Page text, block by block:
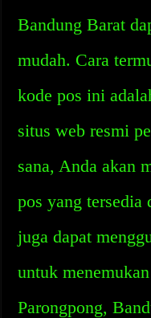
Bandung Barat
mudah. Cara
kode pos ini
situs web resmi
sana, Anda akan
pos yang tersedia
juga dapat
untuk
Parongpong,